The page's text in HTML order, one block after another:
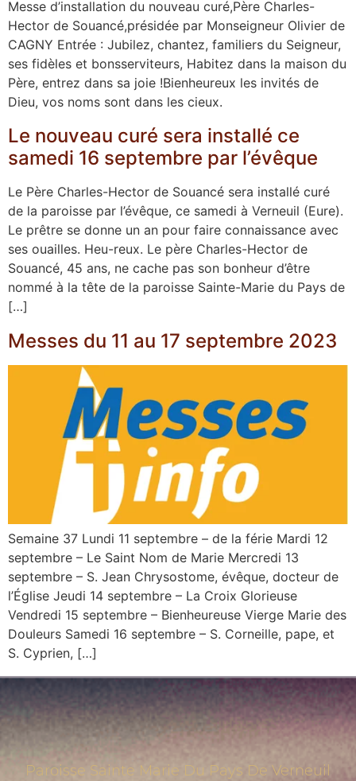
Messe d’installation du nouveau curé,Père Charles-
Hector de Souancé,présidée par Monseigneur Olivier de
CAGNY Entrée : Jubilez, chantez, familiers du Seigneur,
ses fidèles et bonsserviteurs, Habitez dans la maison du
Père, entrez dans sa joie !Bienheureux les invités de
Dieu, vos noms sont dans les cieux.
Le nouveau curé sera installé ce
samedi 16 septembre par l’évêque
Le Père Charles-Hector de Souancé sera installé curé
de la paroisse par l’évêque, ce samedi à Verneuil (Eure).
Le prêtre se donne un an pour faire connaissance avec
ses ouailles. Heu-reux. Le père Charles-Hector de
Souancé, 45 ans, ne cache pas son bonheur d’être
nommé à la tête de la paroisse Sainte-Marie du Pays de
[…]
Messes du 11 au 17 septembre 2023
Semaine 37 Lundi 11 septembre – de la férie Mardi 12
septembre – Le Saint Nom de Marie Mercredi 13
septembre – S. Jean Chrysostome, évêque, docteur de
l’Église Jeudi 14 septembre – La Croix Glorieuse
Vendredi 15 septembre – Bienheureuse Vierge Marie des
Douleurs Samedi 16 septembre – S. Corneille, pape, et
S. Cyprien, […]
Paroisse Sainte Marie Du Pays De Verneuil